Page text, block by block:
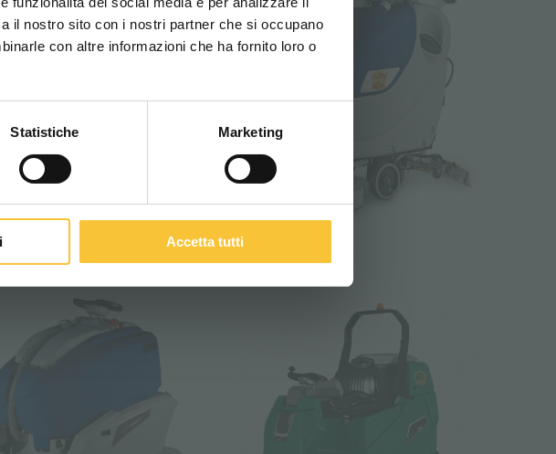
il nostro sito con i nostri partner che si occupano
con altre informazioni che ha fornito loro o
Statistiche Marketing
Accetta tutti
Bh 3SD Li Ruby 48 BL
ITALIANO